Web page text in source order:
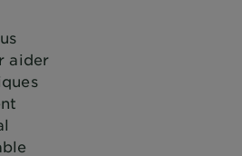
aider